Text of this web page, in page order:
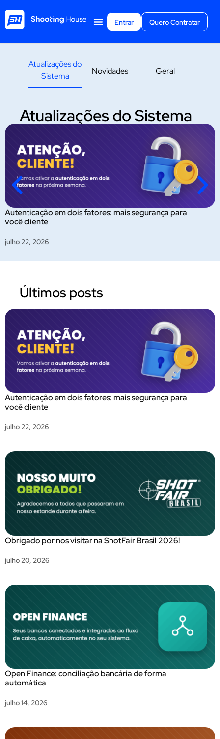
Quero Contratar
Entrar
Atualizações do
Sistema
Novidades Geral
Atualizações do Sistema
Autenticação em dois fatores: mais segurança para
você cliente
julho 22, 2026
Últimos posts
Autenticação em dois fatores: mais segurança para
você cliente
julho 22, 2026
Obrigado por nos visitar na ShotFair Brasil 2026!
julho 20, 2026
Open Finance: conciliação bancária de forma
automática
julho 14, 2026